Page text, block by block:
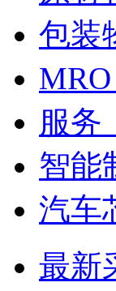
包装
MRO
服务
智能
汽车
最新